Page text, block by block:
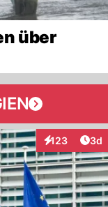
über
123
Interaktionen
3d